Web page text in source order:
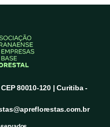
80010-120 | Curitiba -